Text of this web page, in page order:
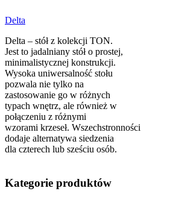
Delta
Delta – stół z kolekcji TON.
Jest to jadalniany stół o prostej,
minimalistycznej konstrukcji.
Wysoka uniwersalność stołu
pozwala nie tylko na
zastosowanie go w różnych
typach wnętrz, ale również w
połączeniu z różnymi
wzorami krzeseł. Wszechstronności
dodaje alternatywa siedzenia
dla czterech lub sześciu osób.
Kategorie produktów